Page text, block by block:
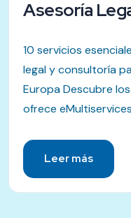
Asesoría
10 servicios
legal y consultoría
Europa Descubre
ofrece
Leer más